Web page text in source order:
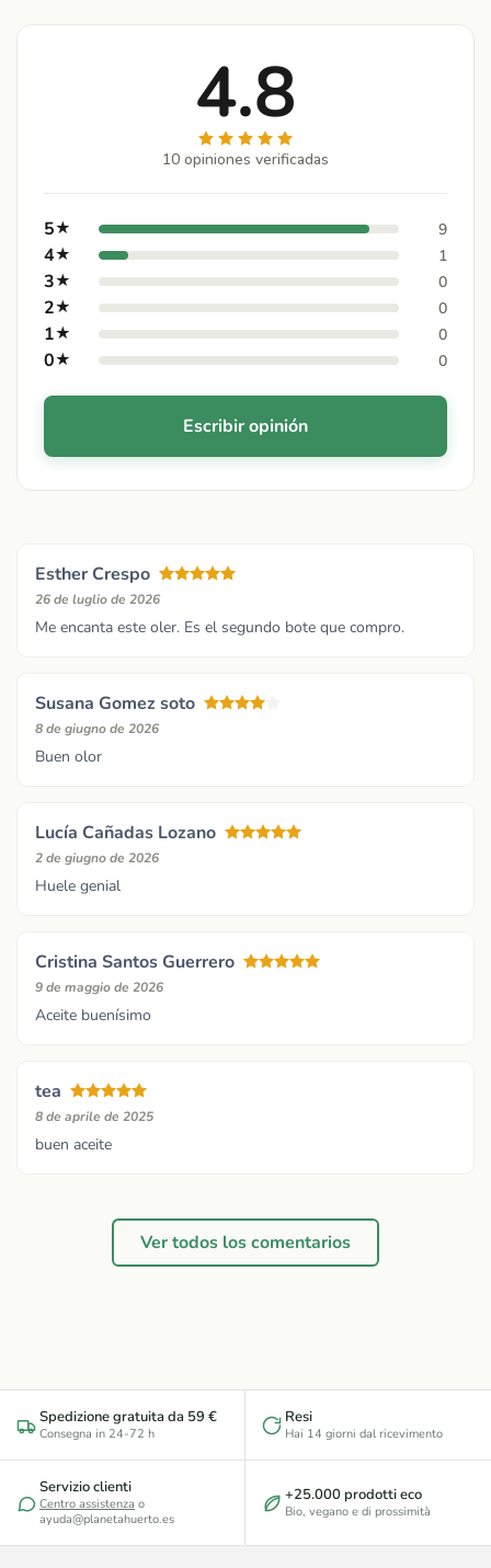
4.8
10 opiniones verificadas
5★ 9
4★ 1
3★ 0
2★ 0
1★ 0
0★ 0
Escribir opinión
Esther Crespo
26 de luglio de 2026
Me encanta este oler. Es el segundo bote que compro.
Susana Gomez soto
8 de giugno de 2026
Buen olor
Lucía Cañadas Lozano
2 de giugno de 2026
Huele genial
Cristina Santos Guerrero
9 de maggio de 2026
Aceite buenísimo
tea
8 de aprile de 2025
buen aceite
Ver todos los comentarios
Spedizione gratuita da 59 €
Consegna in 24-72 h
Resi
Hai 14 giorni dal ricevimento
Servizio clienti
Centro assistenza o
ayuda@planetahuerto.es
+25.000 prodotti eco
Bio, vegano e di prossimità